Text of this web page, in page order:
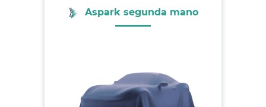
Aspark segunda mano